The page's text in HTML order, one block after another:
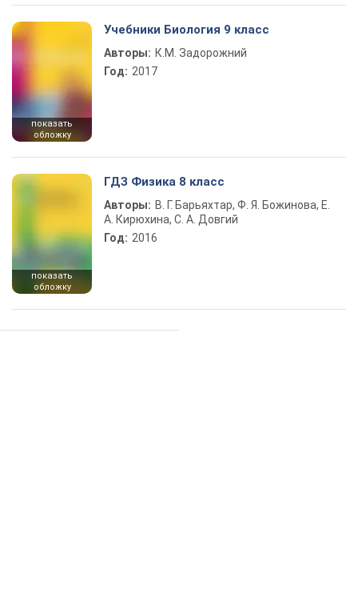
показать
обложку
Учебники Биология 9 класс
Авторы: К.М. Задорожний
Год: 2017
показать
обложку
ГДЗ Физика 8 класс
Авторы: В. Г. Барьяхтар, Ф. Я. Божинова, Е.
А. Кирюхина, С. А. Довгий
Год: 2016